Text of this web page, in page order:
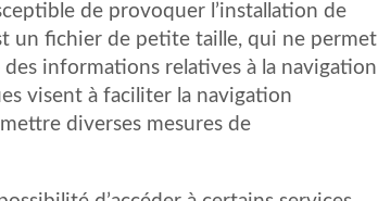
de provoquer l’installation de
un fichier de petite taille, qui ne permet
informations relatives à la navigation
visent à faciliter la navigation
diverses mesures de